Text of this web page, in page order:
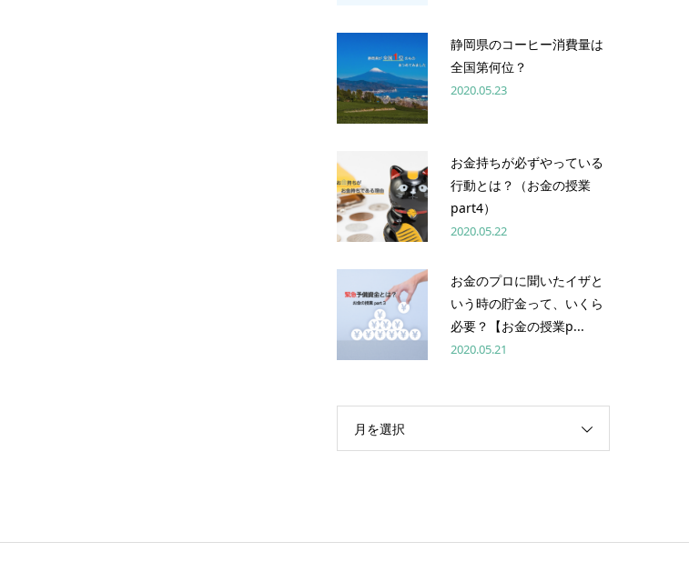
静岡県のコーヒー消費量は
全国第何位？
2020.05.23
お金持ちが必ずやっている
行動とは？（お金の授業
part4）
2020.05.22
お金のプロに聞いたイザと
いう時の貯金って、いくら
必要？【お金の授業p...
2020.05.21
月を選択